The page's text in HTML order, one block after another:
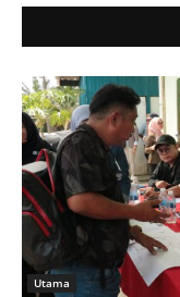
Utama